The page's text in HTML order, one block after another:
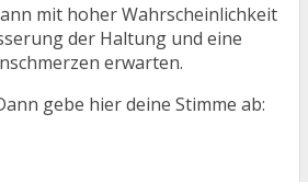
mit hoher Wahrscheinlichkeit
der Haltung und eine
erwarten.
gebe hier deine Stimme ab: